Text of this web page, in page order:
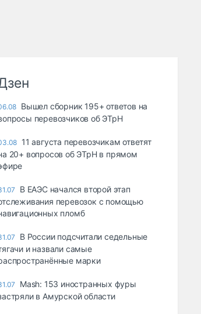
Вышел сборник 195+ ответов на
перевозчиков об ЭТрН
11 августа перевозчикам ответят
20+ вопросов об ЭТрН в прямом
В ЕАЭС начался второй этап
перевозок с помощью
пломб
В России подсчитали седельные
и назвали самые
марки
Mash: 153 иностранных фуры
в Амурской области